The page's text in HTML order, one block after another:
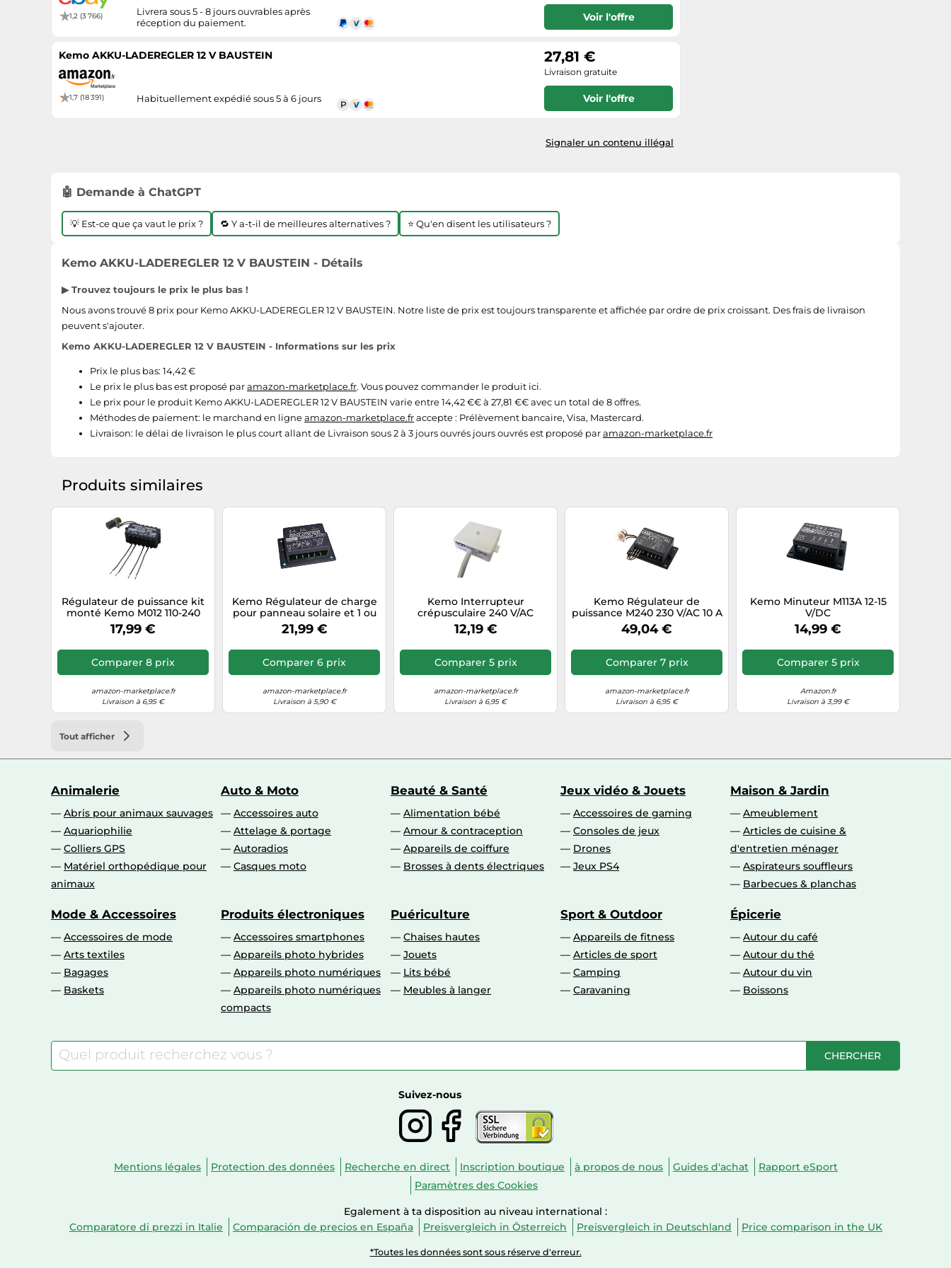
1,2 (3 766)
Livrera sous 5 - 8 jours ouvrables après
réception du paiement.
Voir l'offre
Kemo AKKU-LADEREGLER 12 V BAUSTEIN
1,7 (18 391) Habituellement expédié sous 5 à 6 jours
27,81 €
Livraison gratuite
Voir l'offre
Signaler un contenu illégal
🤖 Demande à ChatGPT
💡 Est-ce que ça vaut le prix ? 🔁 Y a-t-il de meilleures alternatives ? ⭐ Qu'en disent les utilisateurs ?
Kemo AKKU-LADEREGLER 12 V BAUSTEIN - Détails
▶ Trouvez toujours le prix le plus bas !
Nous avons trouvé 8 prix pour Kemo AKKU-LADEREGLER 12 V BAUSTEIN. Notre liste de prix est toujours transparente et affichée par ordre de prix croissant. Des frais de livraison
peuvent s'ajouter.
Kemo AKKU-LADEREGLER 12 V BAUSTEIN - Informations sur les prix
Prix le plus bas: 14,42 €
Le prix le plus bas est proposé paramazon-marketplace.fr. Vous pouvez commander le produit ici.
Le prix pour le produit Kemo AKKU-LADEREGLER 12 V BAUSTEIN varie entre 14,42 €€ à 27,81 €€ avec un total de 8 offres.
Méthodes de paiement: le marchand en ligneamazon-marketplace.fraccepte : Prélèvement bancaire, Visa, Mastercard.
Livraison: le délai de livraison le plus court allant de Livraison sous 2 à 3 jours ouvrés jours ouvrés est proposé paramazon-marketplace.fr
Produits similaires
Régulateur de puissance kit
monté Kemo M012 110-240
V/AC 50-60 Hz 1 pc(s)
17,99 €
Comparer 8 prix
amazon-marketplace.fr
Livraison à 6,95 €
Kemo Régulateur de charge
pour panneau solaire et 1 ou
2 batteries 12 V 16 A
21,99 €
Comparer 6 prix
amazon-marketplace.fr
Livraison à 5,90 €
Kemo Interrupteur
crépusculaire 240 V/AC
12,19 €
Comparer 5 prix
amazon-marketplace.fr
Livraison à 6,95 €
Kemo Régulateur de
puissance M240 230 V/AC 10 A
Multifonction
49,04 €
Comparer 7 prix
amazon-marketplace.fr
Livraison à 6,95 €
Kemo Minuteur M113A 12-15
V/DC
14,99 €
Comparer 5 prix
Amazon.fr
Livraison à 3,99 €
Tout afficher
Animalerie
Abris pour animaux sauvages
Aquariophilie
Colliers GPS
Matériel orthopédique pour
animaux
Auto & Moto
Accessoires auto
Attelage & portage
Autoradios
Casques moto
Beauté & Santé
Alimentation bébé
Amour & contraception
Appareils de coiffure
Brosses à dents électriques
Jeux vidéo & Jouets
Accessoires de gaming
Consoles de jeux
Drones
Jeux PS4
Maison & Jardin
Ameublement
Articles de cuisine &
d'entretien ménager
Aspirateurs souffleurs
Barbecues & planchas
Mode & Accessoires
Accessoires de mode
Arts textiles
Bagages
Baskets
Produits électroniques
Accessoires smartphones
Appareils photo hybrides
Appareils photo numériques
Appareils photo numériques
compacts
Puériculture
Chaises hautes
Jouets
Lits bébé
Meubles à langer
Sport & Outdoor
Appareils de fitness
Articles de sport
Camping
Caravaning
Épicerie
Autour du café
Autour du thé
Autour du vin
Boissons
CHERCHER
Suivez-nous
Mentions légales Protection des données Recherche en direct Inscription boutique à propos de nous Guides d'achat
Rapport eSport
Paramètres des Cookies
Egalement à ta disposition au niveau international :
Comparatore di prezzi in Italie
Comparación de precios en España Preisvergleich in Österreich Preisvergleich in Deutschland Price comparison in the UK
*Toutes les données sont sous réserve d'erreur.